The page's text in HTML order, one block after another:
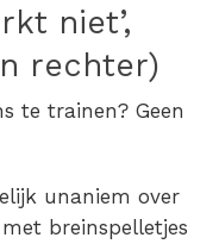
niet’,
rechter)
te trainen? Geen
unaniem over
breinspelletjes